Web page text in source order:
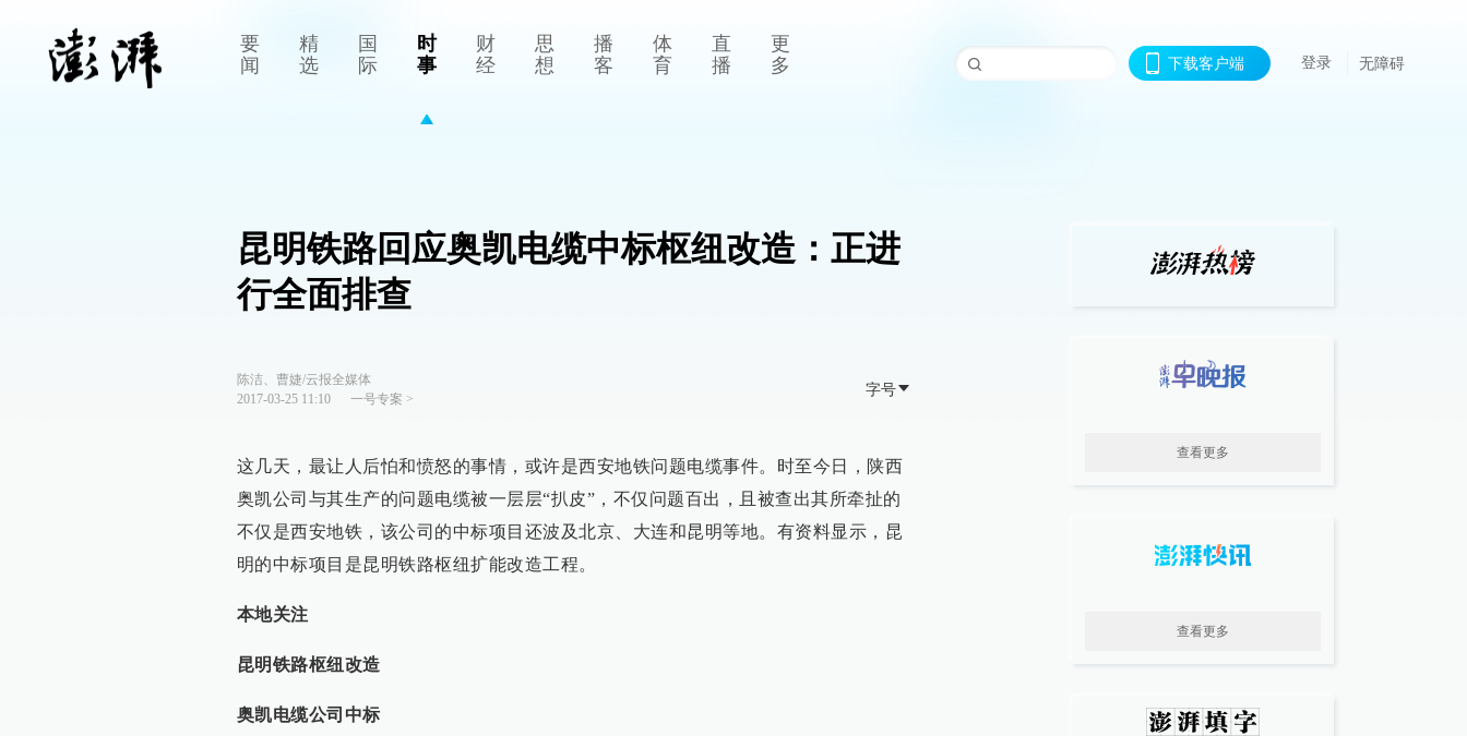
要
闻
精
选
国
际
时
事
财
经
思
想
播
客
体
育
直
播
更
多
下载客户端 登录 无障碍
昆明铁路回应奥凯电缆中标枢纽改造：正进
行全面排查
陈洁、曹婕/云报全媒体
2017-03-25 11:10
一号专案 >
字号
这几天，最让人后怕和愤怒的事情，或许是西安地铁问题电缆事件。时至今日，陕西
奥凯公司与其生产的问题电缆被一层层“扒皮”，不仅问题百出，且被查出其所牵扯的
不仅是西安地铁，该公司的中标项目还波及北京、大连和昆明等地。有资料显示，昆
明的中标项目是昆明铁路枢纽扩能改造工程。
本地关注
昆明铁路枢纽改造
奥凯电缆公司中标
查看更多
查看更多